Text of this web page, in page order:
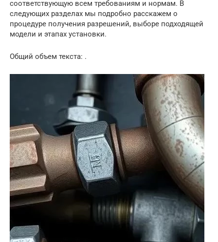
соответствующую всем требованиям и нормам. В
следующих разделах мы подробно расскажем о
процедуре получения разрешений, выборе подходящей
модели и этапах установки.
Общий объем текста: .